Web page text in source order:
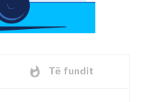
whatshot Të fundit